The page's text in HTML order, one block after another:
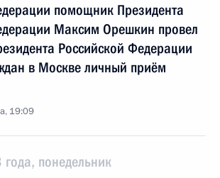
помощник Президента
Максим Орешкин провел
Российской Федерации
в Москве личный приём
19:09
понедельник